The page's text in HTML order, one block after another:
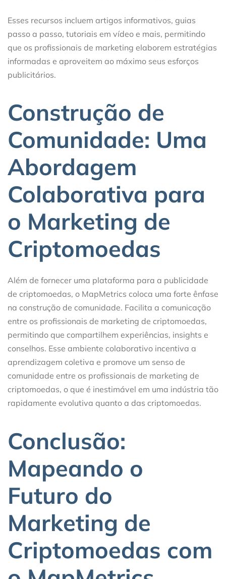
Esses recursos incluem artigos informativos, guias
passo a passo, tutoriais em vídeo e mais, permitindo
que os profissionais de marketing elaborem estratégias
informadas e aproveitem ao máximo seus esforços
publicitários.
Construção de
Comunidade: Uma
Abordagem
Colaborativa para
o Marketing de
Criptomoedas
Além de fornecer uma plataforma para a publicidade
de criptomoedas, o MapMetrics coloca uma forte ênfase
na construção de comunidade. Facilita a comunicação
entre os profissionais de marketing de criptomoedas,
permitindo que compartilhem experiências, insights e
conselhos. Esse ambiente colaborativo incentiva a
aprendizagem coletiva e promove um senso de
comunidade entre os profissionais de marketing de
criptomoedas, o que é inestimável em uma indústria tão
rapidamente evolutiva quanto a das criptomoedas.
Conclusão:
Mapeando o
Futuro do
Marketing de
Criptomoedas com